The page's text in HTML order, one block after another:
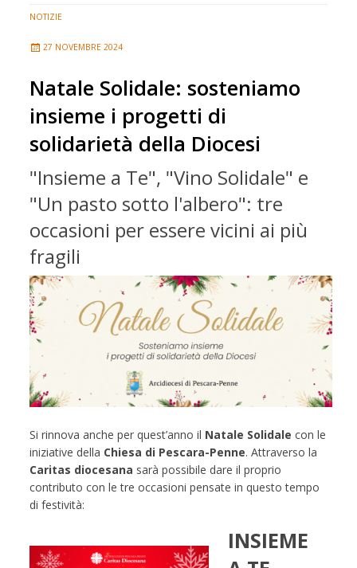
NOTIZIE
27 NOVEMBRE 2024
Natale Solidale: sosteniamo
insieme i progetti di
solidarietà della Diocesi
"Insieme a Te", "Vino Solidale" e
"Un pasto sotto l'albero": tre
occasioni per essere vicini ai più
fragili
Si rinnova anche per quest’anno il Natale Solidale con le
iniziative della Chiesa di Pescara-Penne. Attraverso la
Caritas diocesana sarà possibile dare il proprio
contributo con le tre occasioni pensate in questo tempo
di festività:
INSIEME